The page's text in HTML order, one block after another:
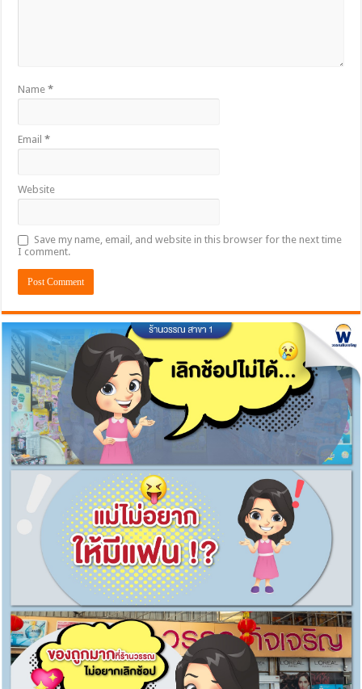
Name*
Email*
Website
Save my name, email, and website in this browser for the next time
I comment.